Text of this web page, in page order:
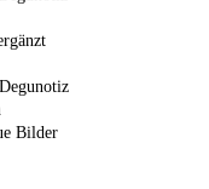
Bilder